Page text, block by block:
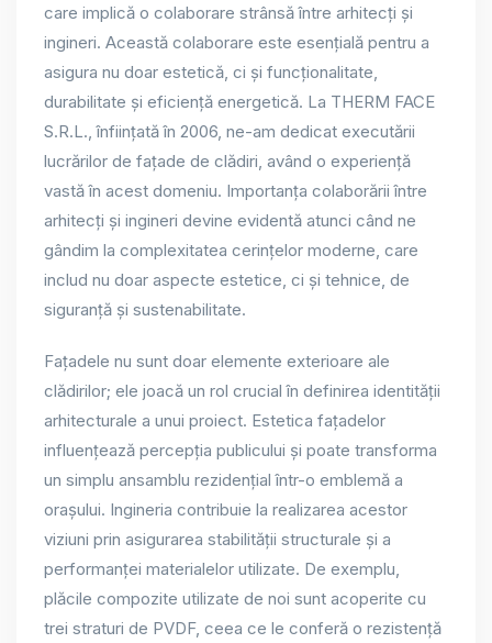
care implică o colaborare strânsă între arhitecți și
ingineri. Această colaborare este esențială pentru a
asigura nu doar estetică, ci și funcționalitate,
durabilitate și eficiență energetică. La THERM FACE
S.R.L., înființată în 2006, ne-am dedicat executării
lucrărilor de fațade de clădiri, având o experiență
vastă în acest domeniu. Importanța colaborării între
arhitecți și ingineri devine evidentă atunci când ne
gândim la complexitatea cerințelor moderne, care
includ nu doar aspecte estetice, ci și tehnice, de
siguranță și sustenabilitate.
Fațadele nu sunt doar elemente exterioare ale
clădirilor; ele joacă un rol crucial în definirea identității
arhitecturale a unui proiect. Estetica fațadelor
influențează percepția publicului și poate transforma
un simplu ansamblu rezidențial într-o emblemă a
orașului. Ingineria contribuie la realizarea acestor
viziuni prin asigurarea stabilității structurale și a
performanței materialelor utilizate. De exemplu,
plăcile compozite utilizate de noi sunt acoperite cu
trei straturi de PVDF, ceea ce le conferă o rezistență